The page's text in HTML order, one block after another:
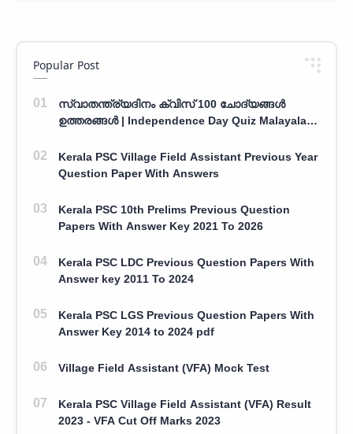
Popular Post
സ്വാതന്ത്ര്യദിനം ക്വിസ് 100 ചോദ്യങ്ങൾ
ഉത്തരങ്ങൾ | Independence Day Quiz Malayalam
Kerala PSC Village Field Assistant Previous Year
Question Paper With Answers
Kerala PSC 10th Prelims Previous Question
Papers With Answer Key 2021 To 2026
Kerala PSC LDC Previous Question Papers With
Answer key 2011 To 2024
Kerala PSC LGS Previous Question Papers With
Answer Key 2014 to 2024 pdf
Village Field Assistant (VFA) Mock Test
Kerala PSC Village Field Assistant (VFA) Result
2023 - VFA Cut Off Marks 2023